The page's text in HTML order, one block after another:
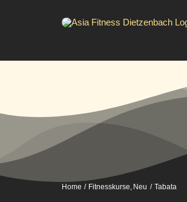
Home Fitnesskurse Neu Tabata